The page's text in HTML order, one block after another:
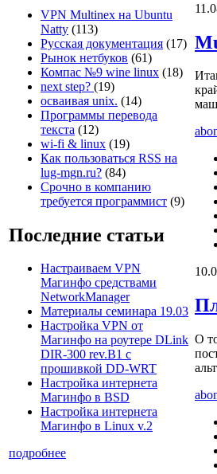
VPN Multinex на Ubuntu
Natty (113)
Русская документация (17)
Рынок нетбуков (61)
Компас №9 wine linux (18)
next step? (19)
осваивая unix. (14)
Программы перевода
текста (12)
wi-fi & linux (19)
Как пользоваться RSS на
lug-mgn.ru? (84)
Срочно в компанию
требуется программист (9)
Последние статьи
Настраиваем VPN
Магинфо средствами
NetworkManager
Материалы семинара 19.03
Настройка VPN от
Магинфо на роутере DLink
DIR-300 rev.B1 с
прошивкой DD-WRT
Настройка интернета
Магинфо в BSD
Настройка интернета
Магинфо в Linux v.2
подробнее
О